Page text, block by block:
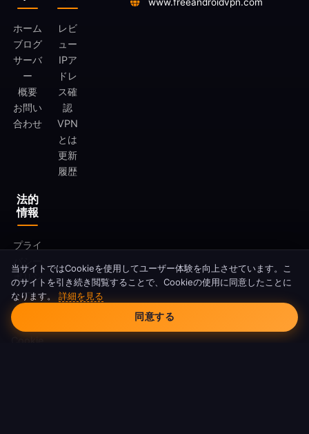
ホーム
ブログ
サーバ
ー
概要
お問い
合わせ
レビ
ュー
IPア
ドレ
ス確
認
VPN
とは
更新
履歴
法的
情報
プライ
ポリシ
ー
利用規
Cookie
www.freeandroidvpn.com
Cookieの同意
当サイトではCookieを使用してユーザー体験を向上させています。こ
のサイトを引き続き閲覧することで、Cookieの使用に同意したことに
なります。 詳細を見る
同意する